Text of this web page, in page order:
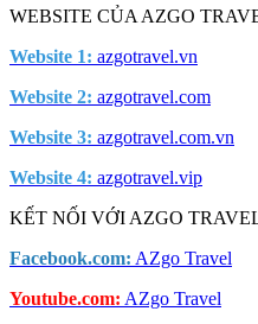
WEBSITE CỦA AZGO
Website 1: azgotravel.vn
Website 2: azgotravel.com
Website 3: azgotravel.com.vn
Website 4: azgotravel.vip
KẾT NỐI VỚI AZGO
Facebook.com: AZgo Travel
Youtube.com: AZgo Travel